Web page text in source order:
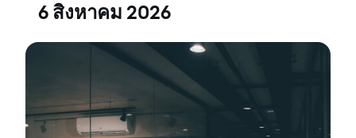
6 สิงหาคม 2026